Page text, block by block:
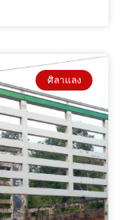
ศิลาแลง